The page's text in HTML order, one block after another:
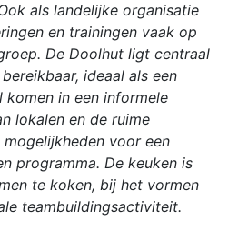
als landelijke organisatie
en trainingen vaak op
De Doolhut ligt centraal
ideaal als een
komen in een informele
lokalen en de ruime
voor een
programma. De keuken is
te koken, bij het vormen
teambuildingsactiviteit.